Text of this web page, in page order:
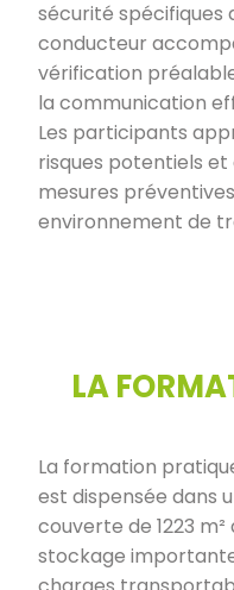
sécurité spécifiques
conducteur
vérification
la communication
Les participants
risques potentiels
mesures
environnement de
LA
La formation
est dispensée dans
couverte de 1223
stockage